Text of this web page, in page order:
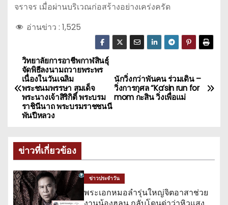
จราจร เมื่อผ่านบริเวณก่อสร้างอย่างเคร่งครัด
อ่านข่าว : 1,525
แ
น
ะ
น
ว
เ
นักวิ่งกว่าพันคน ร่วมเดิน –
วิ่งการกุศล “Ka’sin run for
mom กะสิน วิ่งเพื่อแม่
วิทยาลัยการอาชีพกาฬสินธุ์
จัดพิธีลงนามถวายพระพร
เนื่องในวันเฉลิม
พระชนมพรรษา สมเด็จ
พระนางเจ้าสิริกิติ์ พระบรม
ราชินีนาถ พระบรมราชชนนี
พันปีหลวง
ข่าวที่เกี่ยวข้อง
ข่าวประจำวัน
พระเอกหมอลำรุ่นใหญ่จิตอาสาช่วย